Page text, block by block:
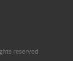
reserved